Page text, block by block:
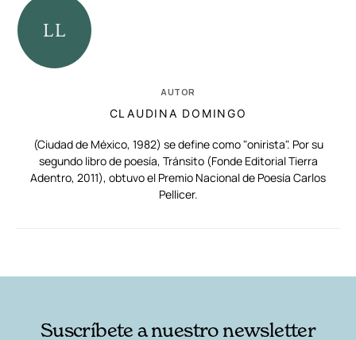
AUTOR
CLAUDINA DOMINGO
(Ciudad de México, 1982) se define como "onirista". Por su
segundo libro de poesía, Tránsito (Fonde Editorial Tierra
Adentro, 2011), obtuvo el Premio Nacional de Poesía Carlos
Pellicer.
Suscríbete a nuestro newsletter